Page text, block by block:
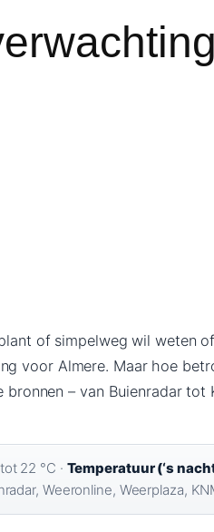
of simpelweg wil weten
voor Almere. Maar hoe
– van Buienradar
tot 22 °C · Temperatuur (‘s
Weeronline, Weerplaza,